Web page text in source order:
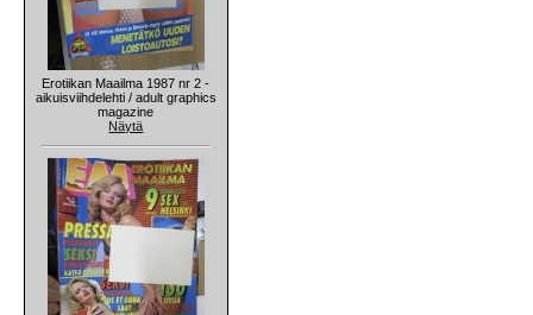
Erotiikan Maailma 1987 nr 2 -
aikuisviihdelehti / adult graphics
magazine
Näytä